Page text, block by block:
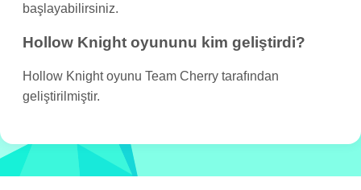
başlayabilirsiniz.
Hollow Knight oyununu kim geliştirdi?
Hollow Knight oyunu Team Cherry tarafından
geliştirilmiştir.